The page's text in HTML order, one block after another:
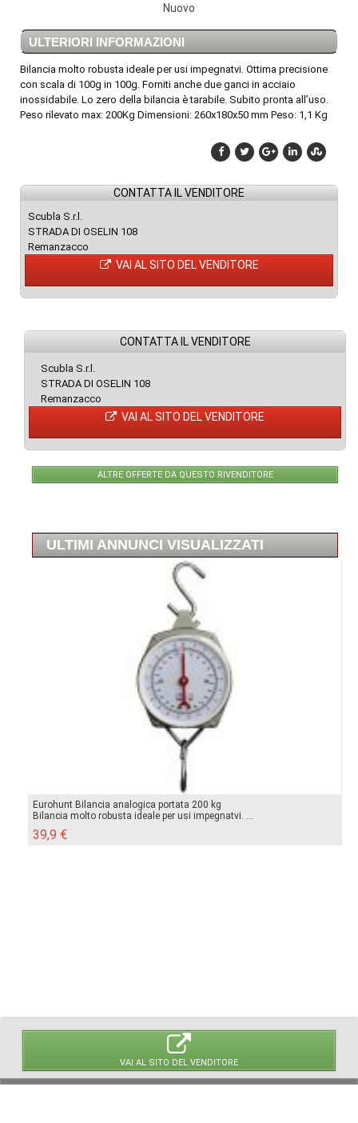
Nuovo
ULTERIORI INFORMAZIONI
Bilancia molto robusta ideale per usi impegnatvi. Ottima precisione
con scala di 100g in 100g. Forniti anche due ganci in acciaio
inossidabile. Lo zero della bilancia è tarabile. Subito pronta all’uso.
Peso rilevato max: 200Kg Dimensioni: 260x180x50 mm Peso: 1,1 Kg
CONTATTA IL VENDITORE
Scubla S.r.l.
STRADA DI OSELIN 108
Remanzacco
VAI AL SITO DEL VENDITORE
VAI AL SITO DEL VENDITORE
CONTATTA IL VENDITORE
Scubla S.r.l.
STRADA DI OSELIN 108
Remanzacco
VAI AL SITO DEL VENDITORE
ALTRE OFFERTE DA QUESTO RIVENDITORE
ULTIMI ANNUNCI VISUALIZZATI
Eurohunt Bilancia analogica portata 200 kg
Bilancia molto robusta ideale per usi impegnatvi. ...
39,9 €